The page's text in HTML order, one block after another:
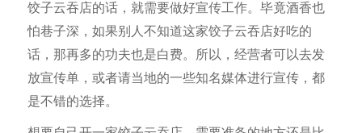
饺子云吞店的话，就需要做好宣传工作。毕竟酒香也
怕巷子深，如果别人不知道这家饺子云吞店好吃的
话，那再多的功夫也是白费。所以，经营者可以去发
放宣传单，或者请当地的一些知名媒体进行宣传，都
是不错的选择。